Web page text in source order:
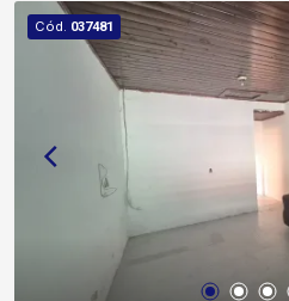
paralela à Avenida General
estratégica, segura e
comercialmente Fácil acesso às principais
avenidas da cidade,
para clientes,
Cód. 037481